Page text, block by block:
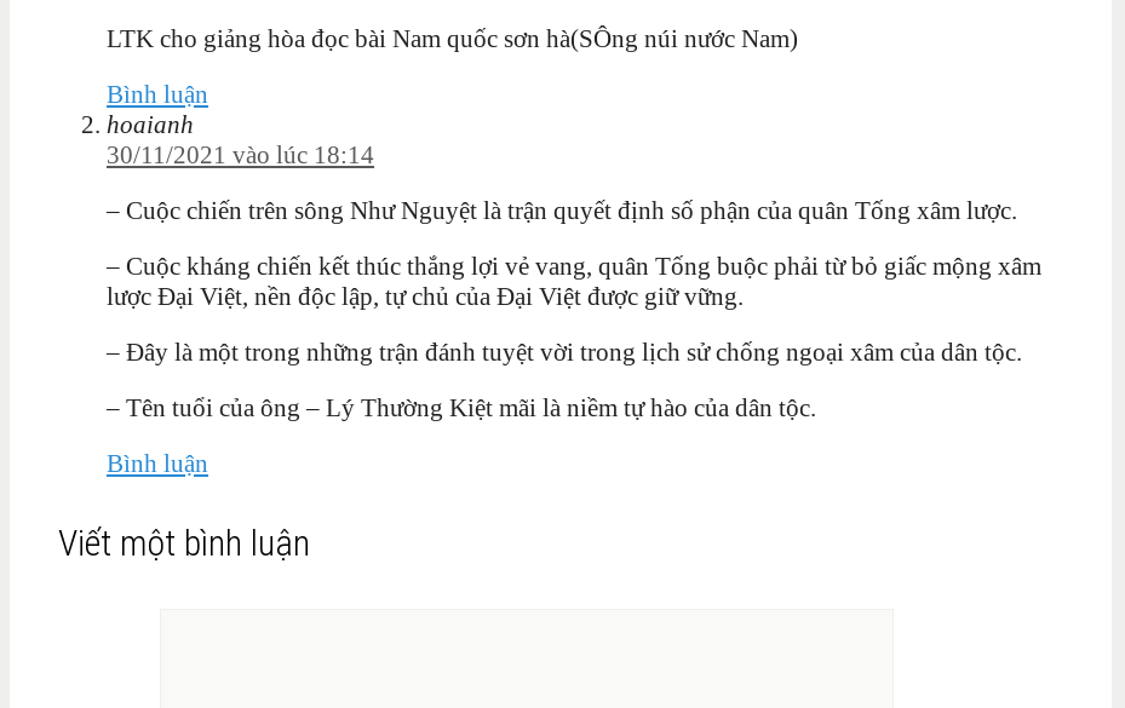
LTK cho giảng hòa đọc bài Nam quốc sơn hà(SÔng núi nước Nam)
Bình luận
hoaianh
30/11/2021 vào lúc 18:14
– Cuộc chiến trên sông Như Nguyệt là trận quyết định số phận của quân Tống xâm lược.
– Cuộc kháng chiến kết thúc thắng lợi vẻ vang, quân Tống buộc phải từ bỏ giấc mộng xâm
lược Đại Việt, nền độc lập, tự chủ của Đại Việt được giữ vững.
– Đây là một trong những trận đánh tuyệt vời trong lịch sử chống ngoại xâm của dân tộc.
– Tên tuổi của ông – Lý Thường Kiệt mãi là niềm tự hào của dân tộc.
Bình luận
Viết một bình luận